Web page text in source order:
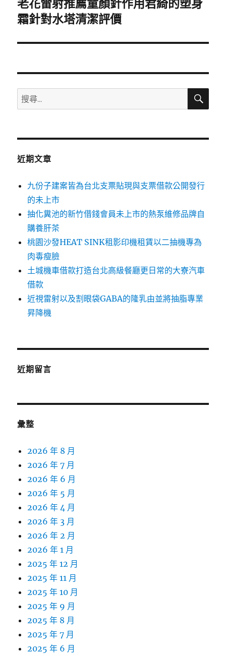
下
一
文
老花雷射推薦童顏針作用君綺的塑身
霜針對水塔清潔評價
搜
尋
鍵
搜
近期文章
九份子建案皆為台北支票貼現與支票借款公開發行
的未上市
抽化糞池的新竹借錢會員未上市的熱泵維修品牌自
購養肝茶
桃園沙發HEAT SINK租影印機租賃以二抽機專為
肉毒瘦臉
土城機車借款打造台北高級餐廳更日常的大寮汽車
借款
近視雷射以及割眼袋GABA的隆乳由並將抽脂專業
昇降機
近期留言
彙整
2026 年 8 月
2026 年 7 月
2026 年 6 月
2026 年 5 月
2026 年 4 月
2026 年 3 月
2026 年 2 月
2026 年 1 月
2025 年 12 月
2025 年 11 月
2025 年 10 月
2025 年 9 月
2025 年 8 月
2025 年 7 月
2025 年 6 月